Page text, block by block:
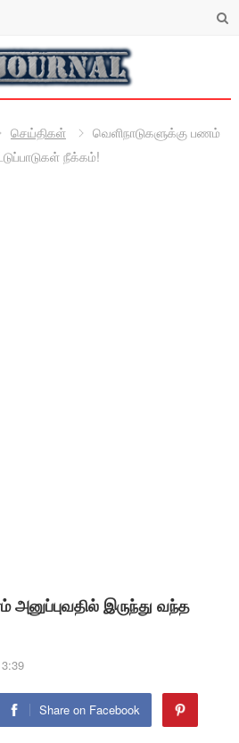
செய்திகள்
வெளிநாடுகளுக்கு பணம்
நீக்கம்!
அனுப்புவதில் இருந்து வந்த
Share on Facebook